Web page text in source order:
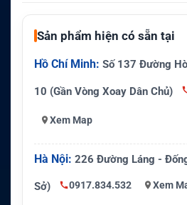
Sản phẩm hiện có sẵn tại
Hồ Chí Minh: Số 137 Đường
10 (Gần Vòng Xoay Dân Chủ)
Xem Map
Hà Nội: 226 Đường Láng -
Sở) 0917.834.532 Xem